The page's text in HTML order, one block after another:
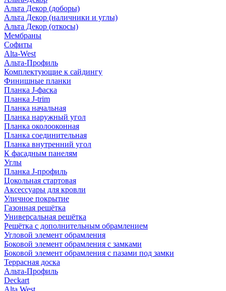
Альта Декор (доборы)
Альта Декор (наличники и углы)
Альта Декор (откосы)
Мембраны
Софиты
Alta-West
Альта-Профиль
Комплектующие к сайдингу
Финишные планки
Планка J-фаска
Планка J-trim
Планка начальная
Планка наружный угол
Планка околооконная
Планка соединительная
Планка внутренний угол
К фасадным панелям
Углы
Планка J-профиль
Цокольная стартовая
Аксессуары для кровли
Уличное покрытие
Газонная решётка
Универсальная решётка
Решётка с дополнительным обрамлением
Угловой элемент обрамления
Боковой элемент обрамления с замками
Боковой элемент обрамления с пазами под замки
Террасная доска
Альта-Профиль
Deckart
Alta West